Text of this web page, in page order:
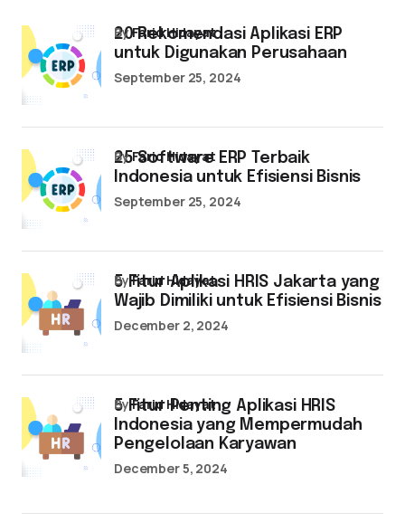
20 Rekomendasi Aplikasi ERP
untuk Digunakan Perusahaan
byFarid Hidayat
September 25, 2024
25 Software ERP Terbaik
Indonesia untuk Efisiensi Bisnis
byFarid Hidayat
September 25, 2024
5 Fitur Aplikasi HRIS Jakarta yang
Wajib Dimiliki untuk Efisiensi Bisnis
byFarid Hidayat
December 2, 2024
5 Fitur Penting Aplikasi HRIS
Indonesia yang Mempermudah
Pengelolaan Karyawan
byFarid Hidayat
December 5, 2024